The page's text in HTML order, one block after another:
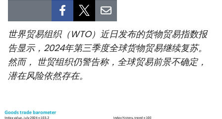
政治
经济
社会
环保
世界贸易组织（WTO）近日发布的货物贸易指数报
告显示，2024年第三季度全球货物贸易继续复苏。
然而， 世贸组织仍警告称，全球贸易前景不确定，
潜在风险依然存在。